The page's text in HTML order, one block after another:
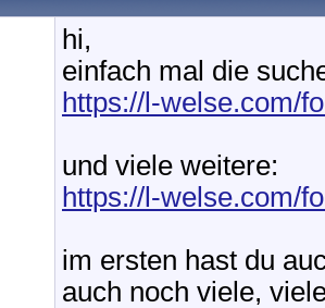
hi,
einfach mal die
https://l-welse.com/
und viele weitere:
https://l-welse.com/
im ersten hast du
auch noch viele,